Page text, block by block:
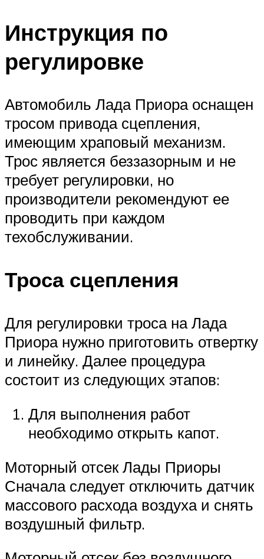
Инструкция по
регулировке
Автомобиль Лада Приора оснащен
тросом привода сцепления,
имеющим храповый механизм.
Трос является беззазорным и не
требует регулировки, но
производители рекомендуют ее
проводить при каждом
техобслуживании.
Троса сцепления
Для регулировки троса на Лада
Приора нужно приготовить отвертку
и линейку. Далее процедура
состоит из следующих этапов:
Для выполнения работ
необходимо открыть капот.
Моторный отсек Лады Приоры
Сначала следует отключить датчик
массового расхода воздуха и снять
воздушный фильтр.